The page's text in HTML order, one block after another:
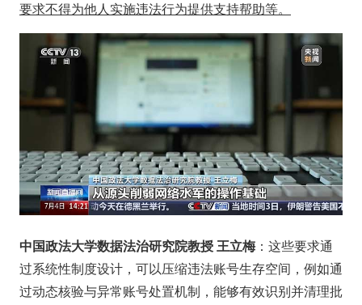
要求不得为他人实施违法行为提供支持帮助等。
中国政法大学数据法治研究院教授 王立梅：这些要求通
过系统性制度设计，可以压缩违法账号生存空间，例如通
过动态核验与异常账号处置机制，能够有效识别并清理批